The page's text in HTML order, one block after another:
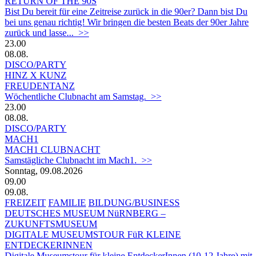
Bist Du bereit für eine Zeitreise zurück in die 90er? Dann bist Du
bei uns genau richtig! Wir bringen die besten Beats der 90er Jahre
zurück und lasse... >>
23.00
08.08.
DISCO/PARTY
HINZ X KUNZ
FREUDENTANZ
Wöchentliche Clubnacht am Samstag. >>
23.00
08.08.
DISCO/PARTY
MACH1
MACH1 CLUBNACHT
Samstägliche Clubnacht im Mach1. >>
Sonntag, 09.08.2026
09.00
09.08.
FREIZEIT FAMILIE BILDUNG/BUSINESS
DEUTSCHES MUSEUM NüRNBERG –
ZUKUNFTSMUSEUM
DIGITALE MUSEUMSTOUR FüR KLEINE
ENTDECKERINNEN